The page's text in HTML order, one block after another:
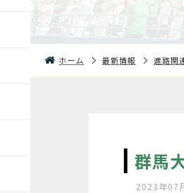
ホーム 最新情報 進路関
群馬
2023年07